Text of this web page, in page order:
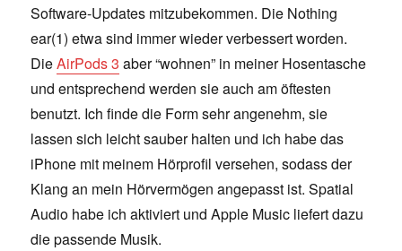
Software-Updates mitzubekommen. Die Nothing
ear(1) etwa sind immer wieder verbessert worden.
DieAirPods 3 aber “wohnen” in meiner Hosentasche
und entsprechend werden sie auch am öftesten
benutzt. Ich finde die Form sehr angenehm, sie
lassen sich leicht sauber halten und ich habe das
iPhone mit meinem Hörprofil versehen, sodass der
Klang an mein Hörvermögen angepasst ist. Spatial
Audio habe ich aktiviert und Apple Music liefert dazu
die passende Musik.